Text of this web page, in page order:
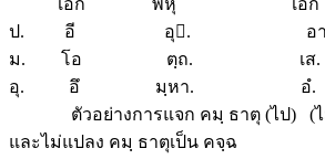
เอก พหุ เอ
ป. อี อุ. อ
ม. โอ ตฺถ. เ
อุ. อึ มฺหา. อํ
ตัวอย่างการแจก คมฺ ธาตุ (ไป) (
และไม่แปลง คมฺ ธาตุเป็น คจฺฉ